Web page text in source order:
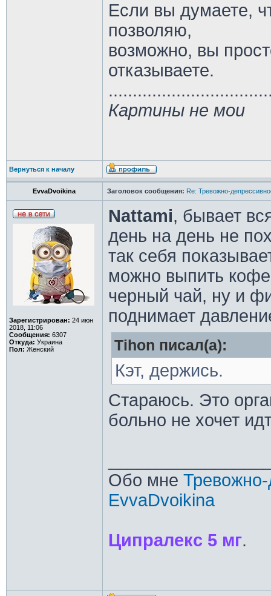
Если вы думаете,
позволяю,
возможно, вы
отказываете.
Картины не мои
Вернуться к началу
EvvaDvoikina Заголовок сообщения: Re: Тревожно-
Зарегистрирован: 24 июн
2018, 11:06
Сообщения: 6307
Откуда: Украина
Пол: Женский
Nattami, бывает
день на день не
так себя
можно выпить
черный чай, ну и
поднимает
Tihon писал(а):
Кэт, держись.
Стараюсь. Это
больно не хочет
Обо мне Тревожно-
EvvaDvoikina
Ципралекс 5 мг.